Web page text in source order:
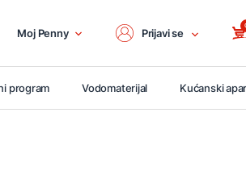
Moj Penny Prijavi se
program Vodomaterijal Kućanski